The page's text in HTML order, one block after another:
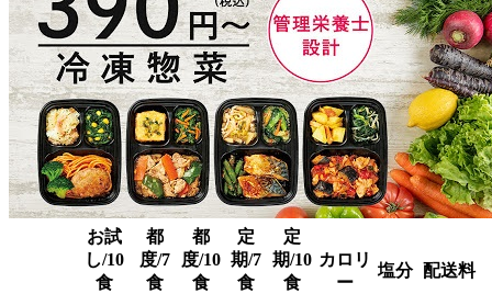
お試
し/10
食
都
度/7
食
都
度/10
食
定
期/7
食
定
期/10
食
カロリ
ー
塩分 配送料